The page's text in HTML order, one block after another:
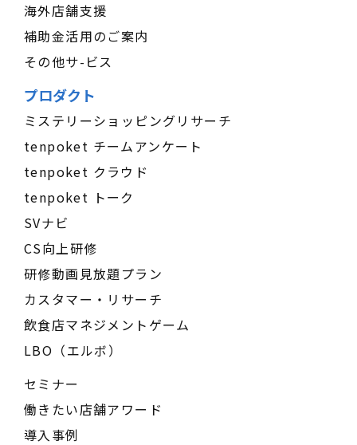
海外店舗支援
補助金活用のご案内
その他サ-ビス
プロダクト
ミステリーショッピングリサーチ
tenpoket チームアンケート
tenpoket クラウド
tenpoket トーク
SVナビ
CS向上研修
研修動画見放題プラン
カスタマー・リサーチ
飲食店マネジメントゲーム
LBO（エルボ）
セミナー
働きたい店舗アワード
導入事例